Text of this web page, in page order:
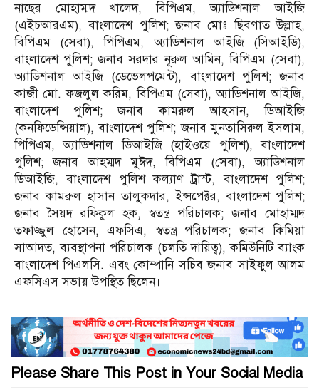
নাছের মোহাম্মদ খালেদ, বিপিএম, অ্যাডিশনাল আইজি
(এইচআরএম), বাংলাদেশ পুলিশ; জনাব মোঃ ছিবগাত উল্লাহ,
বিপিএম (সেবা), পিপিএম, অ্যাডিশনাল আইজি (সিআইডি),
বাংলাদেশ পুলিশ; জনাব সরদার নূরুল আমিন, বিপিএম (সেবা),
অ্যাডিশনাল আইজি (ডেভেলপমেন্ট), বাংলাদেশ পুলিশ; জনাব
কাজী মো. ফজলুল করিম, বিপিএম (সেবা), অ্যাডিশনাল আইজি,
বাংলাদেশ পুলিশ; জনাব কামরুল আহসান, ডিআইজি
(কনফিডেন্সিয়াল), বাংলাদেশ পুলিশ; জনাব মুনতাসিরুল ইসলাম,
পিপিএম, অ্যাডিশনাল ডিআইজি (হাইওয়ে পুলিশ), বাংলাদেশ
পুলিশ; জনাব আহম্মদ মুঈদ, বিপিএম (সেবা), অ্যাডিশনাল
ডিআইজি, বাংলাদেশ পুলিশ কল্যাণ ট্রাস্ট, বাংলাদেশ পুলিশ;
জনাব কামরুল হাসান তালুকদার, ইন্সপেক্টর, বাংলাদেশ পুলিশ;
জনাব সৈয়দ রফিকুল হক, স্বতন্ত্র পরিচালক; জনাব মোহাম্মদ
তফাজ্জুল হোসেন, এফসিএ, স্বতন্ত্র পরিচালক; জনাব কিমিয়া
সাআদত, ব্যবস্থাপনা পরিচালক (চলতি দায়িত্ব), কমিউনিটি ব্যাংক
বাংলাদেশ পিএলসি. এবং কোম্পানি সচিব জনাব সাইফুল আলম
এফসিএস সভায় উপস্থিত ছিলেন।
Please Share This Post in Your Social Media